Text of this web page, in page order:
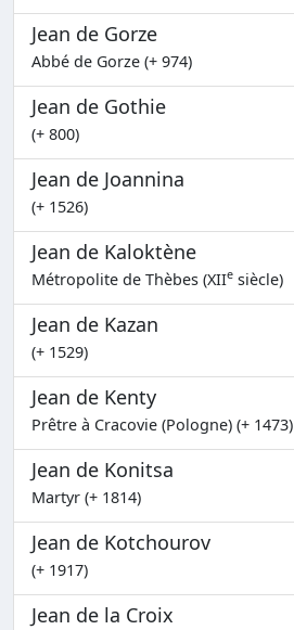
Jean de Gorze
Abbé de Gorze (+ 974)
Jean de Gothie
(+ 800)
Jean de Joannina
(+ 1526)
Jean de Kaloktène
Métropolite de Thèbes (XIIe siècle)
Jean de Kazan
(+ 1529)
Jean de Kenty
Prêtre à Cracovie (Pologne) (+ 1473)
Jean de Konitsa
Martyr (+ 1814)
Jean de Kotchourov
(+ 1917)
Jean de la Croix